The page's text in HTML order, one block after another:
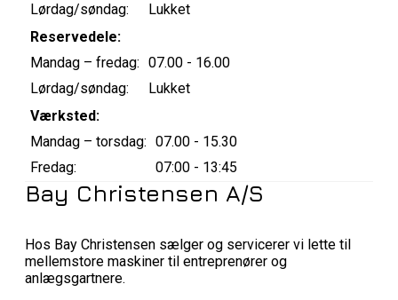
Lørdag/søndag:
Lukket
Reservedele:
Mandag – fredag: 07.00 - 16.00
Lørdag/søndag:
Lukket
Værksted:
Mandag – torsdag: 07.00 - 15.30
Fredag:
07:00 - 13:45
Bay Christensen A/S
Hos Bay Christensen sælger og servicerer vi lette til
mellemstore maskiner til entreprenører og
anlægsgartnere.